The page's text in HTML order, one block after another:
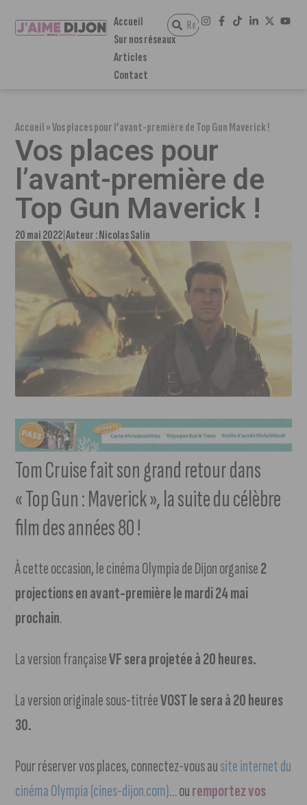
Accueil
Sur nos réseaux
Articles
Contact
Accueil»Vos places pour l’avant-première de Top Gun Maverick !
Vos places pour
l’avant-première de
Top Gun Maverick !
20 mai 2022 Auteur :Nicolas Salin
Tom Cruise fait son grand retour dans
« Top Gun : Maverick », la suite du célèbre
film des années 80 !
À cette occasion, le cinéma Olympia de Dijon organise2
projections en avant-première le mardi 24 mai
prochain.
La version françaiseVF sera projetée à 20 heures.
La version originale sous-titréeVOST le sera à 20 heures
30.
Pour réserver vos places, connectez-vous ausite internet du
cinéma Olympia (cines-dijon.com)… ouremportez vos